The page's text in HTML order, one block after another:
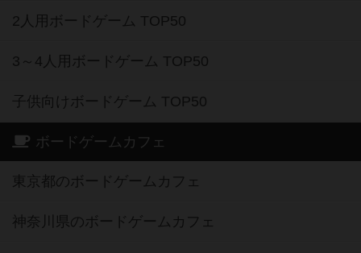
2人用ボードゲーム TOP50
3～4人用ボードゲーム TOP50
子供向けボードゲーム TOP50
ボードゲームカフェ
東京都のボードゲームカフェ
神奈川県のボードゲームカフェ